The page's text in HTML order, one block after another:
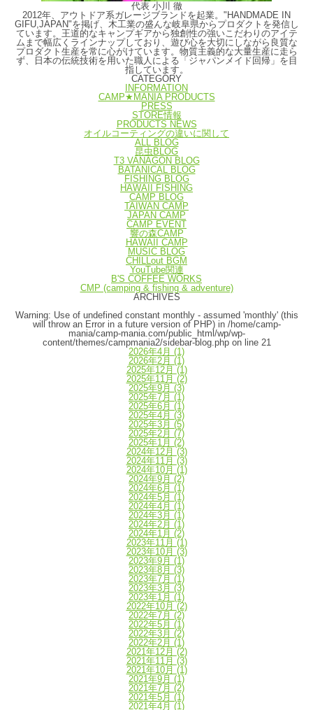
代表 小川 徹
2012年、アウトドア系ガレージブランドを起業。"HANDMADE IN
GIFU,JAPAN"を掲げ、木工業の盛んな岐阜県からプロダクトを発信し
ています。王道的なキャンプギアから独創性の強いこだわりのアイテ
ムまで幅広くラインナップしており、遊び心を大切にしながら良質な
プロダクト生産を常に心がけています。物質主義的な大量生産に走ら
ず、日本の伝統技術を用いた職人による「ジャパンメイド回帰」を目
指しています。
CATEGORY
INFORMATION
CAMP★MANIA PRODUCTS
PRESS
STORE情報
PRODUCTS NEWS
オイルコーティングの違いに関して
ALL BLOG
昆虫BLOG
T3 VANAGON BLOG
BATANICAL BLOG
FISHING BLOG
HAWAII FISHING
CAMP BLOG
TAIWAN CAMP
JAPAN CAMP
CAMP EVENT
響の森CAMP
HAWAII CAMP
MUSIC BLOG
CHILLout BGM
YouTube関連
B'S COFFEE WORKS
CMP (camping & fishing & adventure)
ARCHIVES
Warning: Use of undefined constant monthly - assumed 'monthly' (this
will throw an Error in a future version of PHP) in /home/camp-
mania/camp-mania.com/public_html/wp/wp-
content/themes/campmania2/sidebar-blog.phpon line 21
2026年4月 (1)
2026年2月 (1)
2025年12月 (1)
2025年11月 (2)
2025年9月 (3)
2025年7月 (1)
2025年6月 (1)
2025年4月 (3)
2025年3月 (5)
2025年2月 (7)
2025年1月 (2)
2024年12月 (3)
2024年11月 (3)
2024年10月 (1)
2024年9月 (2)
2024年6月 (1)
2024年5月 (1)
2024年4月 (1)
2024年3月 (1)
2024年2月 (1)
2024年1月 (2)
2023年11月 (1)
2023年10月 (3)
2023年9月 (1)
2023年8月 (3)
2023年7月 (1)
2023年3月 (3)
2023年1月 (1)
2022年10月 (2)
2022年7月 (2)
2022年5月 (1)
2022年3月 (2)
2022年2月 (1)
2021年12月 (2)
2021年11月 (3)
2021年10月 (1)
2021年9月 (1)
2021年7月 (2)
2021年5月 (1)
2021年4月 (1)